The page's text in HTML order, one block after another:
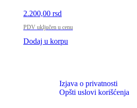
2.200,00 rsd
PDV uključen u cenu
Dodaj u korpu
Izjava o privatnosti
Opšti uslovi korišćenja